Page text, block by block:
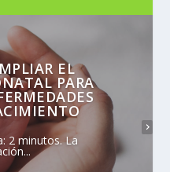
EL
PARA
2 minutos. La